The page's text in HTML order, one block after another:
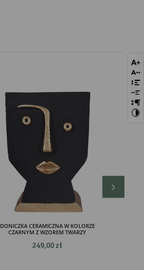
DONICZKA CERAMICZNA W KOLORZE
CZARNYM Z WZOREM TWARZY
249,00 zł